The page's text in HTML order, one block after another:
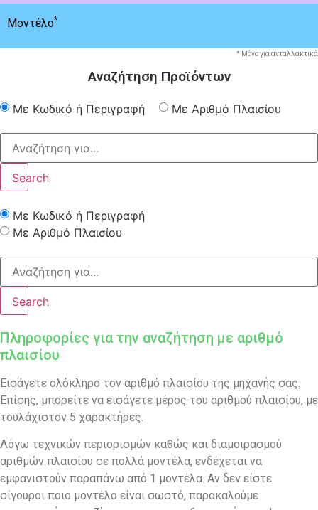
Μοντέλο*
* Μόνο για ανταλλακτικά
Αναζήτηση Προϊόντων
Με Κωδικό ή Περιγραφή Με Αριθμό Πλαισίου
Search
Με Κωδικό ή Περιγραφή
Με Αριθμό Πλαισίου
Search
Πληροφορίες για την αναζήτηση με αριθμό
πλαισίου
Εισάγετε ολόκληρο τον αριθμό πλαισίου της μηχανής σας.
Επίσης, μπορείτε να εισάγετε μέρος του αριθμού πλαισίου, με
τουλάχιστον 5 χαρακτήρες.
Λόγω τεχνικών περιορισμών καθώς και διαμοιρασμού
αριθμών πλαισίου σε πολλά μοντέλα, ενδέχεται να
εμφανιστούν παραπάνω από 1 μοντέλα. Αν δεν είστε
σίγουροι ποιο μοντέλο είναι σωστό, παρακαλούμε